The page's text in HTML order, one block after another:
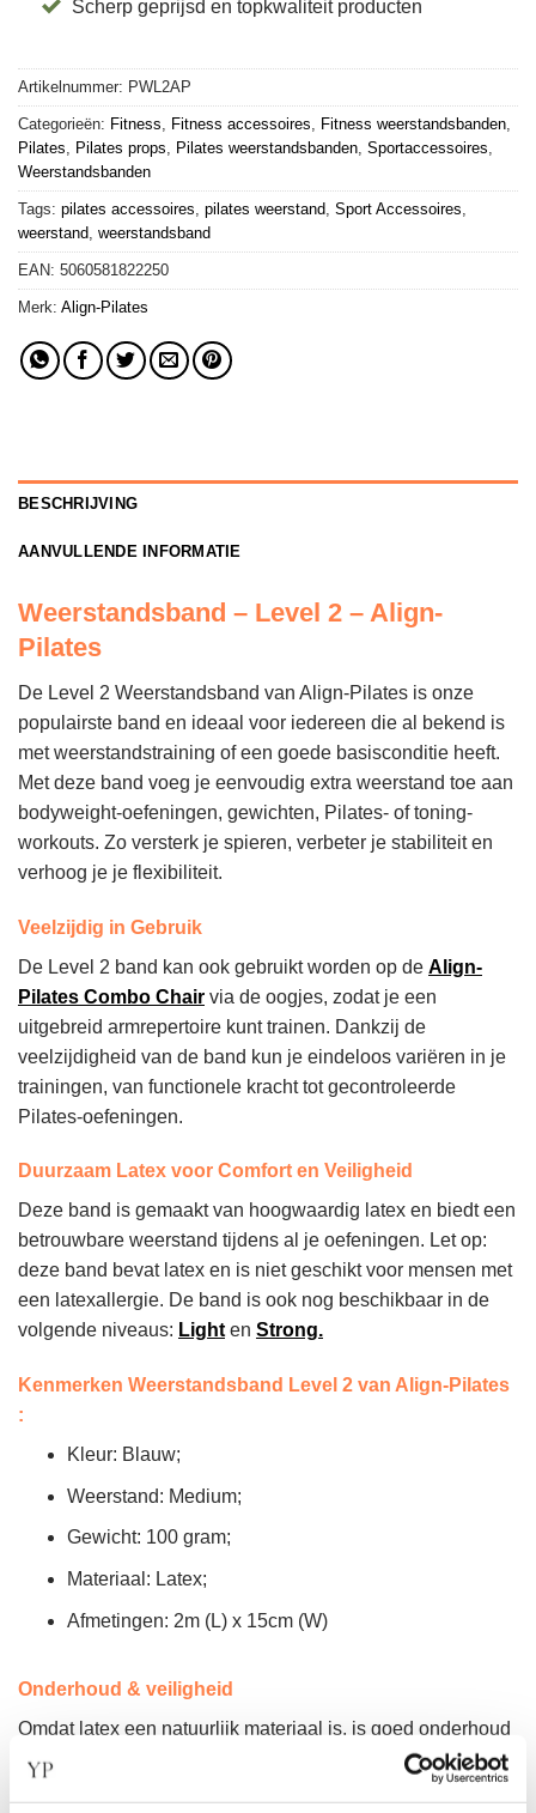
Scherp geprijsd en topkwaliteit producten
Artikelnummer: PWL2AP
Categorieën: Fitness Fitness accessoires Fitness weerstandsbanden
Pilates
Pilates props Pilates weerstandsbanden Sportaccessoires
Weerstandsbanden
Tags: pilates accessoires pilates weerstand Sport Accessoires
weerstand weerstandsband
EAN: 5060581822250
Merk: Align-Pilates
BESCHRIJVING
AANVULLENDE INFORMATIE
Weerstandsband – Level 2 – Align-
Pilates
De Level 2 Weerstandsband van Align-Pilates is onze
populairste band en ideaal voor iedereen die al bekend is
met weerstandstraining of een goede basisconditie heeft.
Met deze band voeg je eenvoudig extra weerstand toe aan
bodyweight-oefeningen, gewichten, Pilates- of toning-
workouts. Zo versterk je spieren, verbeter je stabiliteit en
verhoog je je flexibiliteit.
Veelzijdig in Gebruik
De Level 2 band kan ook gebruikt worden op de Align-
Pilates Combo Chair via de oogjes, zodat je een
uitgebreid armrepertoire kunt trainen. Dankzij de
veelzijdigheid van de band kun je eindeloos variëren in je
trainingen, van functionele kracht tot gecontroleerde
Pilates-oefeningen.
Duurzaam Latex voor Comfort en Veiligheid
Deze band is gemaakt van hoogwaardig latex en biedt een
betrouwbare weerstand tijdens al je oefeningen. Let op:
deze band bevat latex en is niet geschikt voor mensen met
een latexallergie. De band is ook nog beschikbaar in de
volgende niveaus: Lighten Strong.
Kenmerken Weerstandsband Level 2 van Align-Pilates
:
Kleur: Blauw;
Weerstand: Medium;
Gewicht: 100 gram;
Materiaal: Latex;
Afmetingen: 2m (L) x 15cm (W)
Onderhoud & veiligheid
Omdat latex een natuurlijk materiaal is, is goed onderhoud
cruciaal voor een langere levensduur. Bescherm de band
tegen extreme temperaturen, vocht, zweet, parfums en